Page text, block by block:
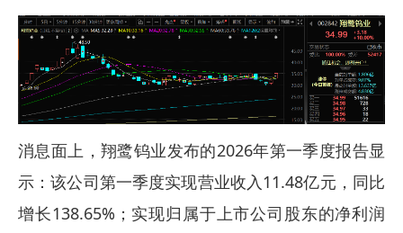
消息面上，翔鹭钨业发布的2026年第一季度报告显
示：该公司第一季度实现营业收入11.48亿元，同比
增长138.65%；实现归属于上市公司股东的净利润